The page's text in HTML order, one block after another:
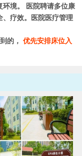
环境。 医院聘请多位康
、疗效。医院医疗管理
的， 优先安排床位入